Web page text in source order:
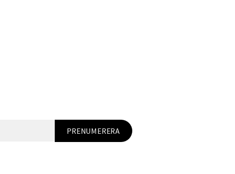
PRENUMERERA